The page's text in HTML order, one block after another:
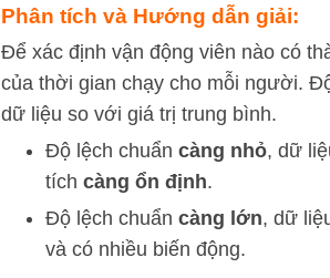
Phân tích và Hướng dẫn giải:
Để xác định vận động viên nào có
của thời gian chạy cho mỗi người.
dữ liệu so với giá trị trung bình.
Độ lệch chuẩn càng nhỏ, dữ
tích càng ổn định.
Độ lệch chuẩn càng lớn, dữ
và có nhiều biến động.